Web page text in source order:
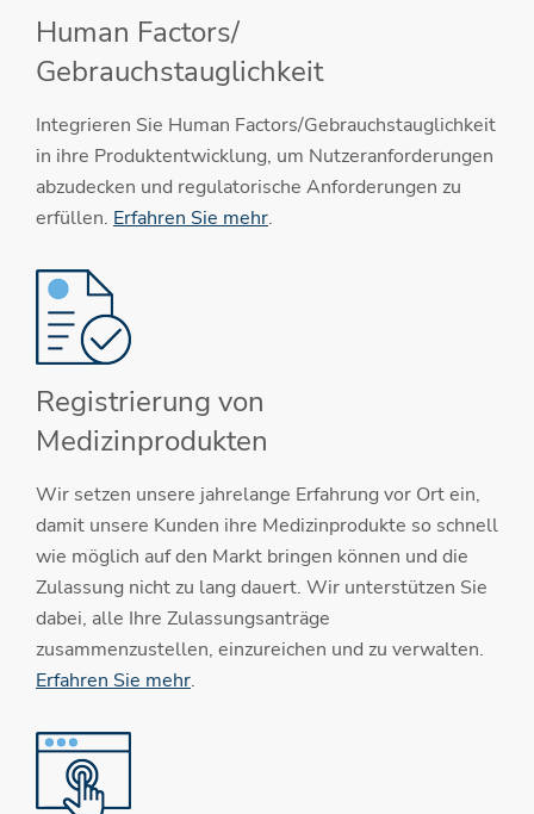
Human Factors/
Gebrauchstauglichkeit
Integrieren Sie Human Factors/Gebrauchstauglichkeit
in ihre Produktentwicklung, um Nutzeranforderungen
abzudecken und regulatorische Anforderungen zu
erfüllen. Erfahren Sie mehr.
Registrierung von
Medizinprodukten
Wir setzen unsere jahrelange Erfahrung vor Ort ein,
damit unsere Kunden ihre Medizinprodukte so schnell
wie möglich auf den Markt bringen können und die
Zulassung nicht zu lang dauert. Wir unterstützen Sie
dabei, alle Ihre Zulassungsanträge
zusammenzustellen, einzureichen und zu verwalten.
Erfahren Sie mehr.